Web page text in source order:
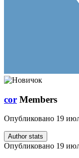
cor Members
Опубликовано 19
Author stats
Опубликовано 19